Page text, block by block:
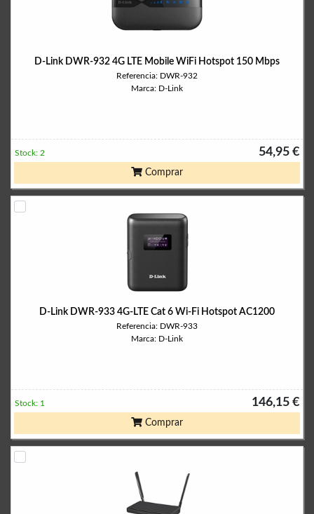
D-Link DWR-932 4G LTE Mobile WiFi Hotspot 150 Mbps
Referencia: DWR-932
Marca: D-Link
54,95 €
Stock: 2
Comprar
D-Link DWR-933 4G-LTE Cat 6 Wi-Fi Hotspot AC1200
Referencia: DWR-933
Marca: D-Link
146,15 €
Stock: 1
Comprar